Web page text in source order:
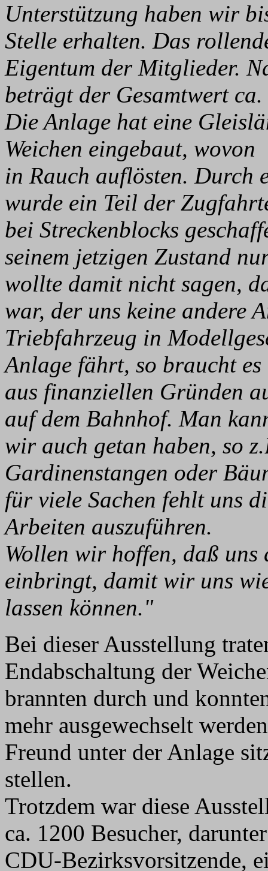
Unterstützung haben wir
Stelle erhalten. Das
Eigentum der Mitglieder.
beträgt der Gesamtwert
Die Anlage hat eine
Weichen eingebaut,
in Rauch auflösten. Durch
wurde ein Teil der
bei Streckenblocks
seinem jetzigen Zustand
wollte damit nicht sagen,
war, der uns keine andere
Triebfahrzeug in
Anlage fährt, so braucht
aus finanziellen Gründen
auf dem Bahnhof. Man
wir auch getan haben, so
Gardinenstangen oder
für viele Sachen fehlt uns
Arbeiten auszuführen.
Wollen wir hoffen, daß uns
einbringt, damit wir uns
lassen können."
Bei dieser Ausstellung
Endabschaltung der
brannten durch und
mehr ausgewechselt
Freund unter der Anlage
stellen.
Trotzdem war diese
ca. 1200 Besucher,
CDU-Bezirksvorsitzende,